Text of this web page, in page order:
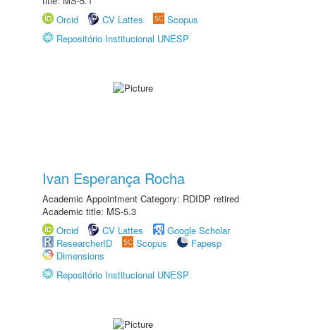
Orcid
CV Lattes
Scopus
Repositório Institucional UNESP
Ivan Esperança Rocha
Academic Appointment Category: RDIDP retired
Academic title: MS-5.3
Orcid
CV Lattes
Google Scholar
ResearcherID
Scopus
Fapesp
Dimensions
Repositório Institucional UNESP